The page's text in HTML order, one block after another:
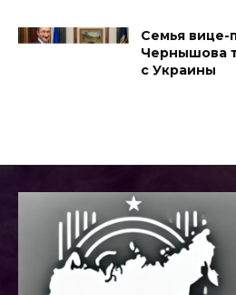
Семья вице-
Чернышова
с Украины